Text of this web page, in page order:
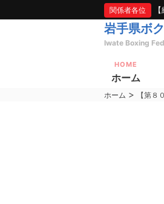
関係者各位
岩手県ボ
Iwate Boxing
HOME
ホーム
ホーム > 【第８